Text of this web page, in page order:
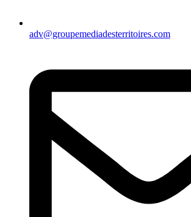
adv@groupemediadesterritoires.com